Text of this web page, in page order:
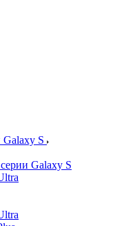
S
Galaxy S